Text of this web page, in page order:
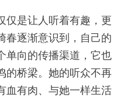
仅是让人听着有趣，更
春逐渐意识到，自己的
单向的传播渠道，它也
的桥梁。她的听众不再
血有肉、与她一样生活